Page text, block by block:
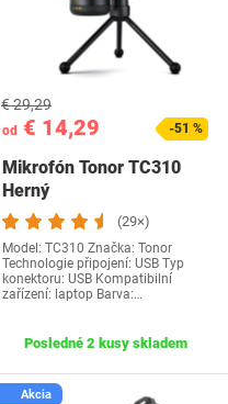
od € 14,29
€ 29,29
-51 %
Mikrofón Tonor TC310
Herný
(29×)
Model: TC310 Značka: Tonor
Technologie připojení: USB Typ
konektoru: USB Kompatibilní
zařízení: laptop Barva:…
Posledné 2 kusy skladem
Akcia